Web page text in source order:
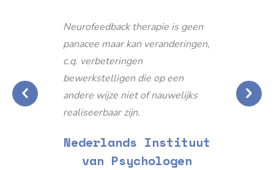
Neurofeedback therapie is geen
panacee maar kan veranderingen,
c.q. verbeteringen
bewerkstelligen die op een
andere wijze niet of nauwelijks
realiseerbaar zijn.
Nederlands Instituut
van Psychologen